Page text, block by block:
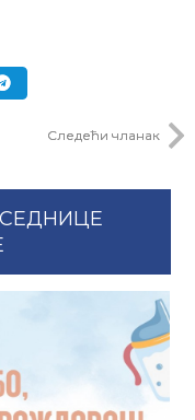
Следећи чланак